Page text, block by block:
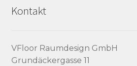
Kontakt
VFloor Raumdesign GmbH
Grundäckergasse 11